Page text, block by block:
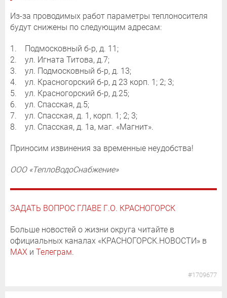
Из-за проводимых работ параметры теплоносителя
будут снижены по следующим адресам:
1. Подмосковный б-р, д. 11;
2. ул. Игната Титова, д.7;
3. ул. Подмосковный б-р, д. 13;
4. ул. Красногорский б-р, д 23 корп. 1; 2; 3;
5. ул. Красногорский б-р, д.25;
6. ул. Спасская, д.5;
7. ул. Спасская, д. 1, корп. 1; 2; 3;
8. ул. Спасская, д. 1а, маг. «Магнит».
Приносим извинения за временные неудобства!
ООО «ТеплоВодоСнабжение»
ЗАДАТЬ ВОПРОС ГЛАВЕ Г.О. КРАСНОГОРСК
Больше новостей о жизни округа читайте в
официальных каналах «КРАСНОГОРСК.НОВОСТИ» в
MAX и Телеграм.
#1709677